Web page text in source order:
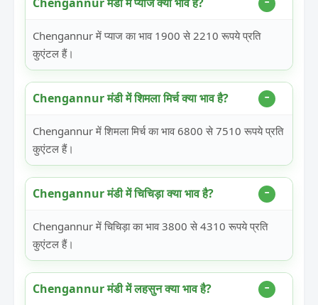
Chengannur में प्याज का भाव 1900 से 2210 रूपये प्रति
कुएंटल हैं।
Chengannur मंडी में शिमला मिर्च क्या भाव है?
Chengannur में शिमला मिर्च का भाव 6800 से 7510 रूपये प्रति
कुएंटल हैं।
Chengannur मंडी में चिचिड़ा क्या भाव है?
Chengannur में चिचिड़ा का भाव 3800 से 4310 रूपये प्रति
कुएंटल हैं।
Chengannur मंडी में लहसुन क्या भाव है?